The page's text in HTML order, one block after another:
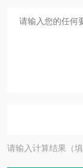
请输入计算结果（